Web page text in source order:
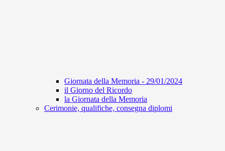
Giornata della Memoria - 29/01/2024
il Giorno del Ricordo
la Giornata della Memoria
Cerimonie, qualifiche, consegna diplomi